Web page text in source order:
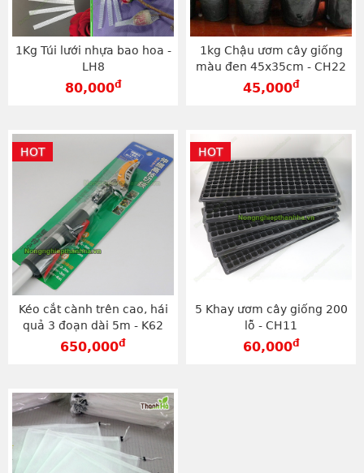
1Kg Túi lưới nhựa bao hoa -
LH8
80,000đ
1kg Chậu ươm cây giống
màu đen 45x35cm - CH22
45,000đ
Kéo cắt cành trên cao, hái
quả 3 đoạn dài 5m - K62
650,000đ
HOT
5 Khay ươm cây giống 200
lỗ - CH11
60,000đ
HOT